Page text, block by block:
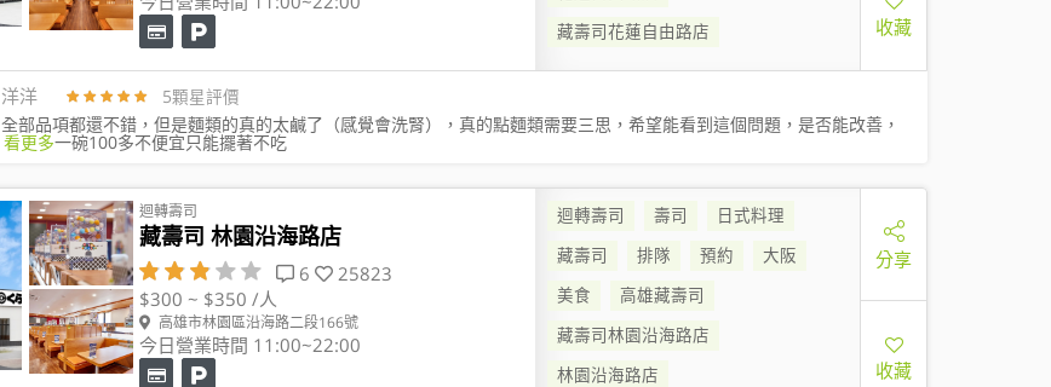
藏壽司花蓮自由路店
收藏
洋洋 5顆星評價
全部品項都還不錯，但是麵類的真的太鹹了（感覺會洗腎），真的點麵類需要三思，希望能看到這個問題，是否能改善，
一碗100多不便宜只能擺著不吃
看更多
迴轉壽司
藏壽司 林園沿海路店
6
25823
$300 ~ $350 /人
高雄市林園區沿海路二段166號
今日營業時間 11:00~22:00
迴轉壽司 壽司
日式料理
藏壽司
排隊 預約
大阪
美食
高雄藏壽司
藏壽司林園沿海路店
林園沿海路店
分享
收藏